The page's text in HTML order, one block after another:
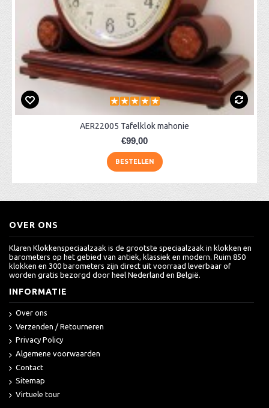
AER22005 Tafelklok mahonie
€99,00
BESTELLEN
OVER ONS
Klaren Klokkenspeciaalzaak is de grootste speciaalzaak in klokken en
barometers op het gebied van antiek, klassiek en modern. Ruim 850
klokken en 300 barometers zijn direct uit voorraad leverbaar of
worden gratis bezorgd door heel Nederland en België.
INFORMATIE
Over ons
Verzenden / Retourneren
Privacy Policy
Algemene voorwaarden
Contact
Sitemap
Virtuele tour